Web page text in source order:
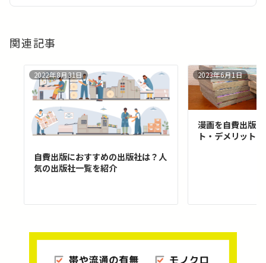
関連記事
2022年8月31日
自費出版におすすめの出版社は？人
気の出版社一覧を紹介
2023年6月1日
漫画を自費出版
ト・デメリット